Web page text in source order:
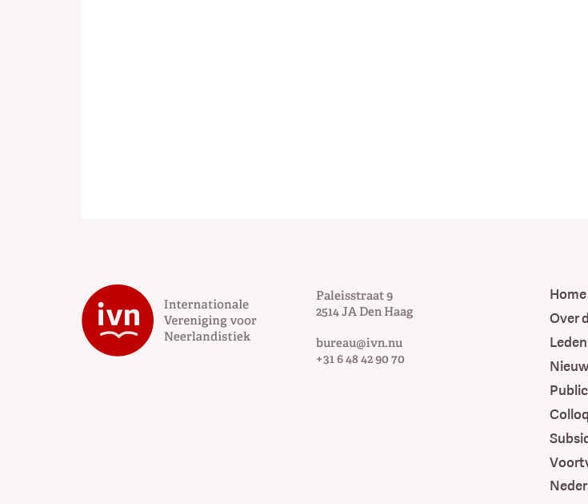
Paleisstraat 9
2514 JADen Haag
bureau@ivn.nu
+31 6 48 42 90 70
Home
Over
Leden